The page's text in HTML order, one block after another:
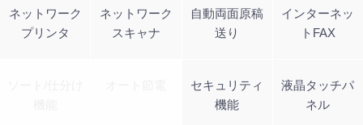
ネットワーク
プリンタ
ネットワーク
スキャナ
自動両面原稿
送り
インターネッ
トFAX
セキュリティ
機能
液晶タッチパ
ネル